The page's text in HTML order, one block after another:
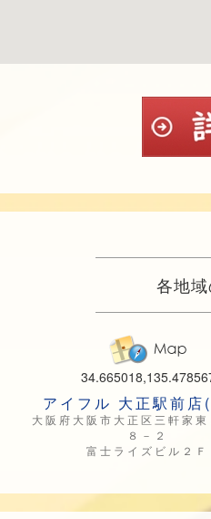
各地
アイフル 大正駅前店
大阪府大阪市大正区三軒家東
８－２
富士ライズビル２Ｆ